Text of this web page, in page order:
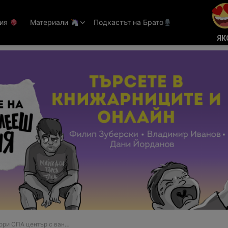
Материали Подкастът на Брато
център с вана с бира (ВИДЕО)